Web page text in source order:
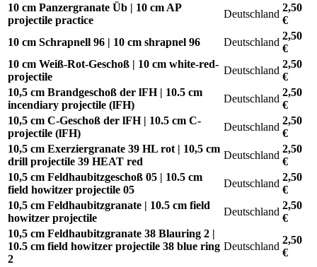
10 cm Panzergranate Üb | 10 cm AP
projectile practice
Deutschland
2,50
€
10 cm Schrapnell 96 | 10 cm shrapnel 96
Deutschland
2,50
€
10 cm Weiß-Rot-Geschoß | 10 cm white-red-
projectile
Deutschland
2,50
€
10,5 cm Brandgeschoß der lFH | 10.5 cm
incendiary projectile (lFH)
Deutschland
2,50
€
10,5 cm C-Geschoß der lFH | 10.5 cm C-
projectile (lFH)
Deutschland
2,50
€
10,5 cm Exerziergranate 39 HL rot | 10,5 cm
drill projectile 39 HEAT red
Deutschland
2,50
€
10,5 cm Feldhaubitzgeschoß 05 | 10.5 cm
field howitzer projectile 05
Deutschland
2,50
€
10,5 cm Feldhaubitzgranate | 10.5 cm field
howitzer projectile
Deutschland
2,50
€
10,5 cm Feldhaubitzgranate 38 Blauring 2 |
10.5 cm field howitzer projectile 38 blue ring
2
Deutschland
2,50
€